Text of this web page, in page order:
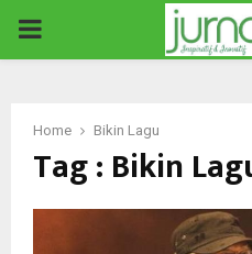
PRIMARY
Home Bikin Lagu
Tag : Bikin